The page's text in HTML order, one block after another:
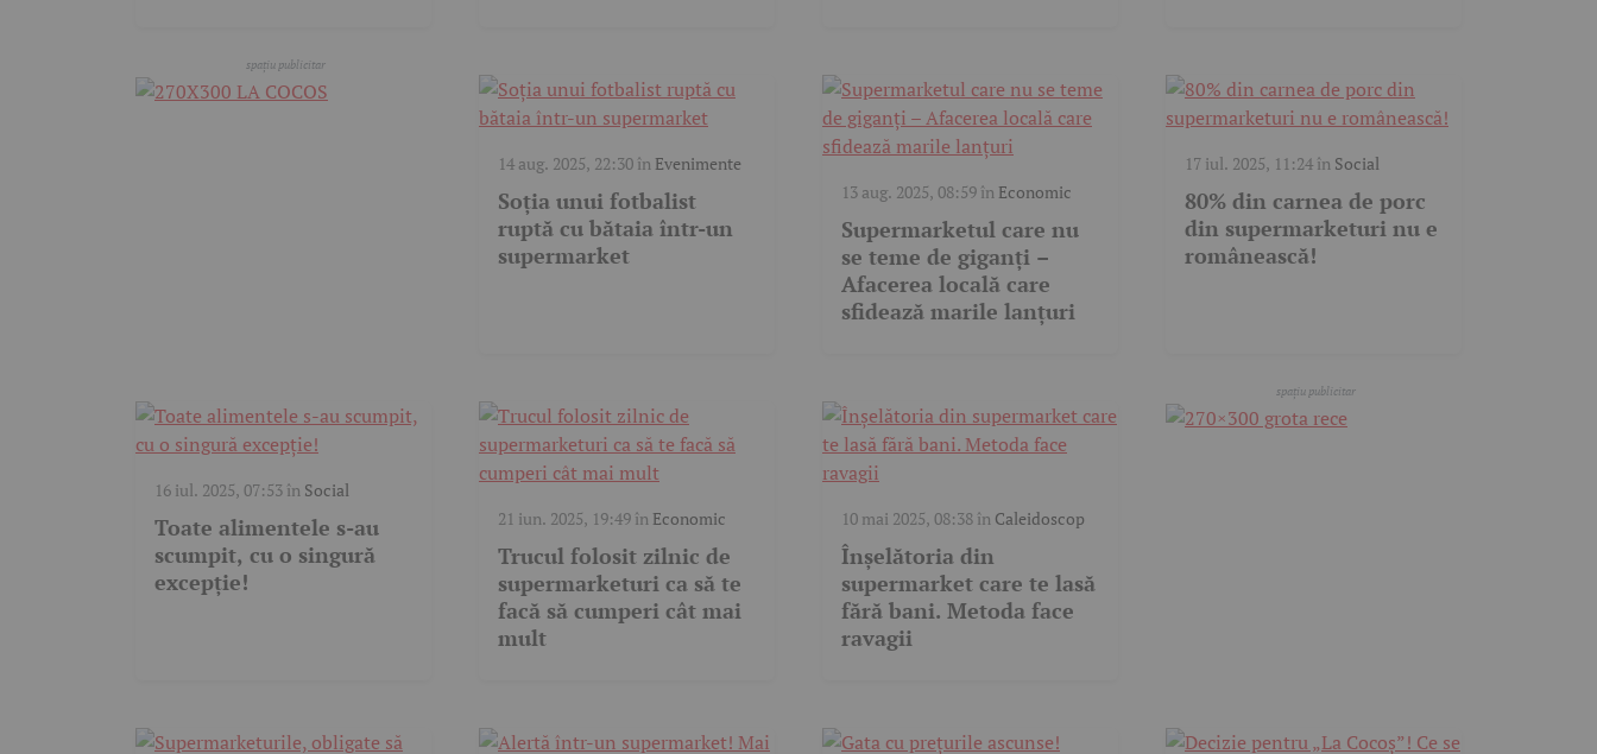
14 aug. 2025, 22:30 în Evenimente
Soția unui fotbalist
ruptă cu bătaia într-un
supermarket
13 aug. 2025, 08:59 în Economic
Supermarketul care nu
se teme de giganți –
Afacerea locală care
sfidează marile lanțuri
17 iul. 2025, 11:24 în Social
80% din carnea de porc
din supermarketuri nu e
românească!
16 iul. 2025, 07:53 în Social
Toate alimentele s-au
scumpit, cu o singură
excepție!
21 iun. 2025, 19:49 în Economic
Trucul folosit zilnic de
supermarketuri ca să te
facă să cumperi cât mai
mult
10 mai 2025, 08:38 în Caleidoscop
Înșelătoria din
supermarket care te lasă
fără bani. Metoda face
ravagii